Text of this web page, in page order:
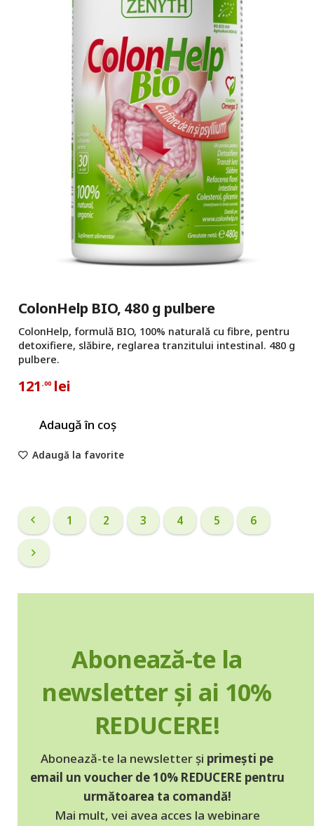
ColonHelp BIO, 480 g pulbere
ColonHelp, formulă BIO, 100% naturală cu fibre, pentru
detoxifiere, slăbire, reglarea tranzitului intestinal. 480 g
pulbere.
121 ,00 lei
Adaugă în coș
Adaugă la favorite
1 2 3 4 5 6
Abonează-te la
newsletter și ai 10%
REDUCERE!
Abonează-te la newsletter și primești pe
email un voucher de 10% REDUCERE pentru
următoarea ta comandă!
Mai mult, vei avea acces la webinare